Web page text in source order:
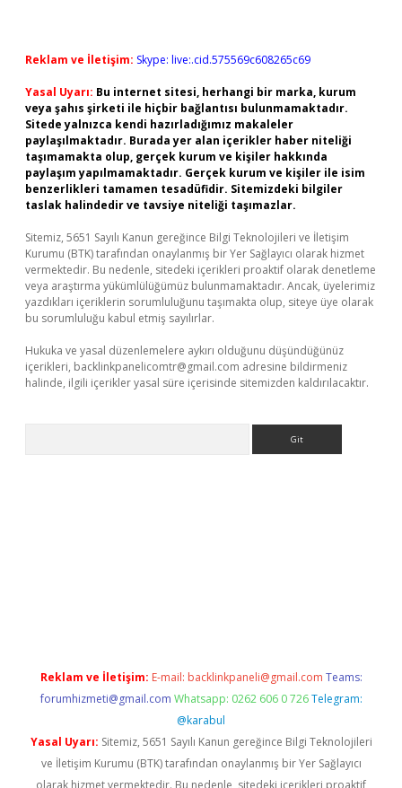
Reklam ve İletişim: Skype: live:.cid.575569c608265c69
Yasal Uyarı: Bu internet sitesi, herhangi bir marka, kurum
veya şahıs şirketi ile hiçbir bağlantısı bulunmamaktadır.
Sitede yalnızca kendi hazırladığımız makaleler
paylaşılmaktadır. Burada yer alan içerikler haber niteliği
taşımamakta olup, gerçek kurum ve kişiler hakkında
paylaşım yapılmamaktadır. Gerçek kurum ve kişiler ile isim
benzerlikleri tamamen tesadüfidir. Sitemizdeki bilgiler
taslak halindedir ve tavsiye niteliği taşımazlar.
Sitemiz, 5651 Sayılı Kanun gereğince Bilgi Teknolojileri ve İletişim
Kurumu (BTK) tarafından onaylanmış bir Yer Sağlayıcı olarak hizmet
vermektedir. Bu nedenle, sitedeki içerikleri proaktif olarak denetleme
veya araştırma yükümlülüğümüz bulunmamaktadır. Ancak, üyelerimiz
yazdıkları içeriklerin sorumluluğunu taşımakta olup, siteye üye olarak
bu sorumluluğu kabul etmiş sayılırlar.
Hukuka ve yasal düzenlemelere aykırı olduğunu düşündüğünüz
içerikleri, backlinkpanelicomtr@gmail.com adresine bildirmeniz
halinde, ilgili içerikler yasal süre içerisinde sitemizden kaldırılacaktır.
Reklam ve İletişim: E-mail: backlinkpaneli@gmail.com Teams:
forumhizmeti@gmail.com Whatsapp: 0262 606 0 726 Telegram:
@karabul
Yasal Uyarı: Sitemiz, 5651 Sayılı Kanun gereğince Bilgi Teknolojileri
ve İletişim Kurumu (BTK) tarafından onaylanmış bir Yer Sağlayıcı
olarak hizmet vermektedir. Bu nedenle, sitedeki içerikleri proaktif